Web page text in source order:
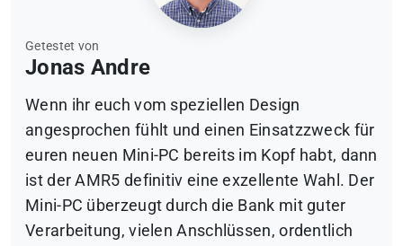
Getestet von
Jonas Andre
Wenn ihr euch vom speziellen Design
angesprochen fühlt und einen Einsatzzweck für
euren neuen Mini-PC bereits im Kopf habt, dann
ist der AMR5 definitiv eine exzellente Wahl. Der
Mini-PC überzeugt durch die Bank mit guter
Verarbeitung, vielen Anschlüssen, ordentlich